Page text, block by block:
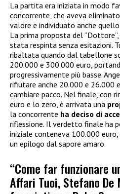
La partita era iniziata in modo
concorrente, che aveva
valore e individuato anche
La prima proposta del
stata respinta senza esitazioni.
ribaltata quando dal tabellone
200.000 e 300.000 euro,
progressivamente più basse.
rifiutare anche 20.000 e 26.000
cambiare pacco. Nel finale, con
euro e lo zero, è arrivata una
la concorrente ha deciso di
riflessione. Il verdetto finale ha
iniziale conteneva 100.000
un epilogo dal sapore amaro.
“Come far funzionare
Affari Tuoi, Stefano